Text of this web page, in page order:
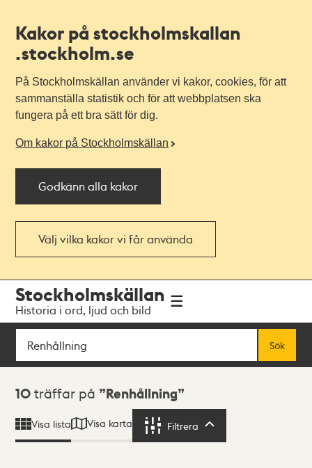
Kakor på stockholmskallan
.stockholm.se
På Stockholmskällan använder vi kakor, cookies, för att
sammanställa statistik och för att webbplatsen ska
fungera på ett bra sätt för dig.
Om kakor på Stockholmskällan
Godkänn alla kakor
Välj vilka kakor vi får använda
navigationen
huvudinnehållet
Stockholmskällan
Historia i ord, ljud och bild
Sök
Sök
Sökresultat
10 träffar på Renhållning
Visa lista Visa karta Filtrera